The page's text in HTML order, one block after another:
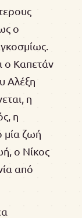
ο
ο Καπετάν
Αλέξη
η
η
ζωή
ο Νίκος
από